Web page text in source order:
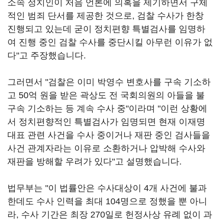
소속 정치인이 처음 언론에 의혹을 제기하면서 구체
적인 범죄 단서를 제공한 것으로, 검찰 수사가 한창
진행되고 있는데 굳이 정치편향 특별검사를 임명하
여 진행 중인 검찰 수사를 중단시킬 아무런 이유가 없
다"고 주장했습니다.
그러면서 "검찰은 이미 박영수 변호사를 구속 기소하
고 50억 원을 받은 곽상도 전 국회의원의 아들을 불
구속 기소하는 등 계속 수사 중"이라며 "이런 상황에
서 정치편향적인 특별검사가 임명되면 현재 이재명
대표 관련 사건을 수사 중이거나 재판 중인 검사들을
사건 관계자라는 이유로 소환하거나 압박해 수사와
재판을 방해할 우려가 있다"고 설명했습니다.
법무부는 "이 법률안은 수사대상이 4개 사건에 불과
한데도 수사 인력을 최대 104명으로 정했을 뿐 아니
라, 수사 기간은 최장 270일로 헌정사상 유례 없이 과